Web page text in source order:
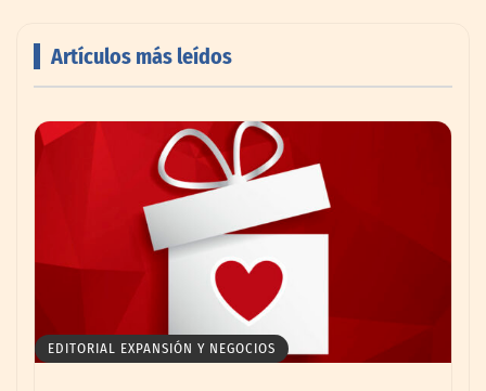
Emcesa se convierte en el aliado perfecto
para los restaurantes y bares este verano
Artículos más leídos
EDITORIAL EXPANSIÓN Y NEGOCIOS